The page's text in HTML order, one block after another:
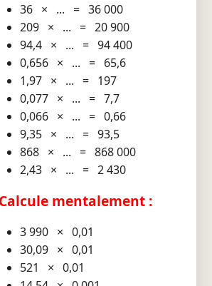
36 × ... = 36 000
209 × ... = 20 900
94,4 × ... = 94 400
0,656 × ... = 65,6
1,97 × ... = 197
0,077 × ... = 7,7
0,066 × ... = 0,66
9,35 × ... = 93,5
868 × ... = 868 000
2,43 × ... = 2 430
mentalement :
3 990 × 0,01
30,09 × 0,01
521 × 0,01